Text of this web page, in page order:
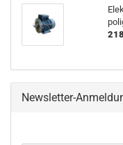
Newsletter-